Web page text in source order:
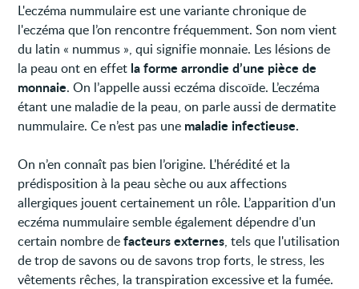
L'eczéma nummulaire est une variante chronique de
l'eczéma que l’on rencontre fréquemment. Son nom vient
du latin « nummus », qui signifie monnaie. Les lésions de
la peau ont en effet la forme arrondie d’une pièce de
monnaie. On l’appelle aussi eczéma discoïde. L’eczéma
étant une maladie de la peau, on parle aussi de dermatite
nummulaire. Ce n’est pas une maladie infectieuse.
On n’en connaît pas bien l’origine. L'hérédité et la
prédisposition à la peau sèche ou aux affections
allergiques jouent certainement un rôle. L’apparition d'un
eczéma nummulaire semble également dépendre d'un
certain nombre defacteurs externes, tels que l'utilisation
de trop de savons ou de savons trop forts, le stress, les
vêtements rêches, la transpiration excessive et la fumée.